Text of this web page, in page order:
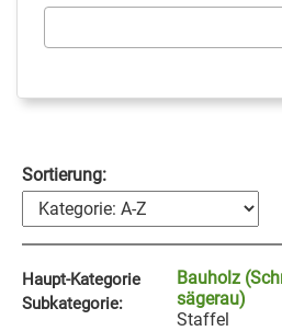
Sortierung:
Haupt-Kategorie
Subkategorie:
Bauholz
sägerau)
Staffel